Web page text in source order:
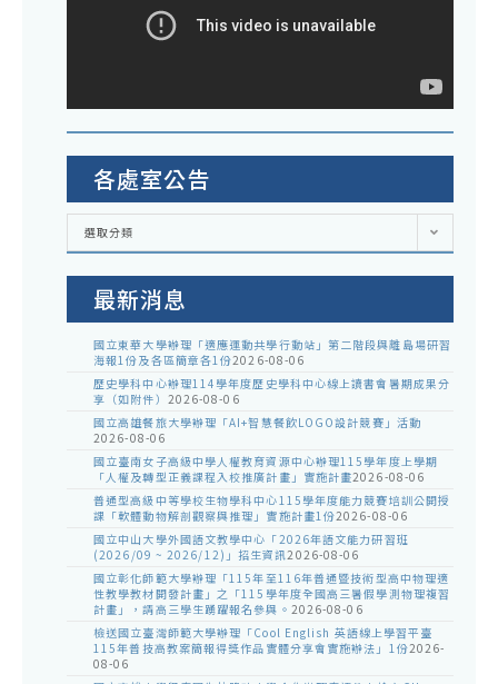
各處室公告
各
室
選取分類
最新消息
國立東華大學辦理「適應運動共學行動站」第二階段與離島場研習
海報1份及各區簡章各1份2026-08-06
歷史學科中心辦理114學年度歷史學科中心線上讀書會暑期成果分
享（如附件） 2026-08-06
國立高雄餐旅大學辦理「AI+智慧餐飲LOGO設計競賽」活動
2026-08-06
國立臺南女子高級中學人權教育資源中心辦理115學年度上學期
「人權及轉型正義課程入校推廣計畫」實施計畫2026-08-06
普通型高級中等學校生物學科中心115學年度能力競賽培訓公開授
課「軟體動物解剖觀察與推理」實施計畫1份2026-08-06
國立中山大學外國語文教學中心「2026年語文能力研習班
(2026/09 ~ 2026/12)」招生資訊2026-08-06
國立彰化師範大學辦理「115年至116年普通暨技術型高中物理適
性教學教材開發計畫」之「115學年度全國高三暑假學測物理複習
計畫」，請高三學生踴躍報名參與。 2026-08-06
檢送國立臺灣師範大學辦理「Cool English 英語線上學習平臺
115年普技高教案簡報得獎作品實體分享會實施辦法」1份2026-
08-06